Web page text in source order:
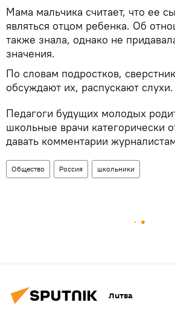
Мама мальчика считает, что ее
являться отцом ребенка. Об
также знала, однако не
значения.
По словам подростков,
обсуждают их, распускают слухи.
Педагоги будущих молодых
школьные врачи категорически
давать комментарии
Общество Россия школьники
Литва